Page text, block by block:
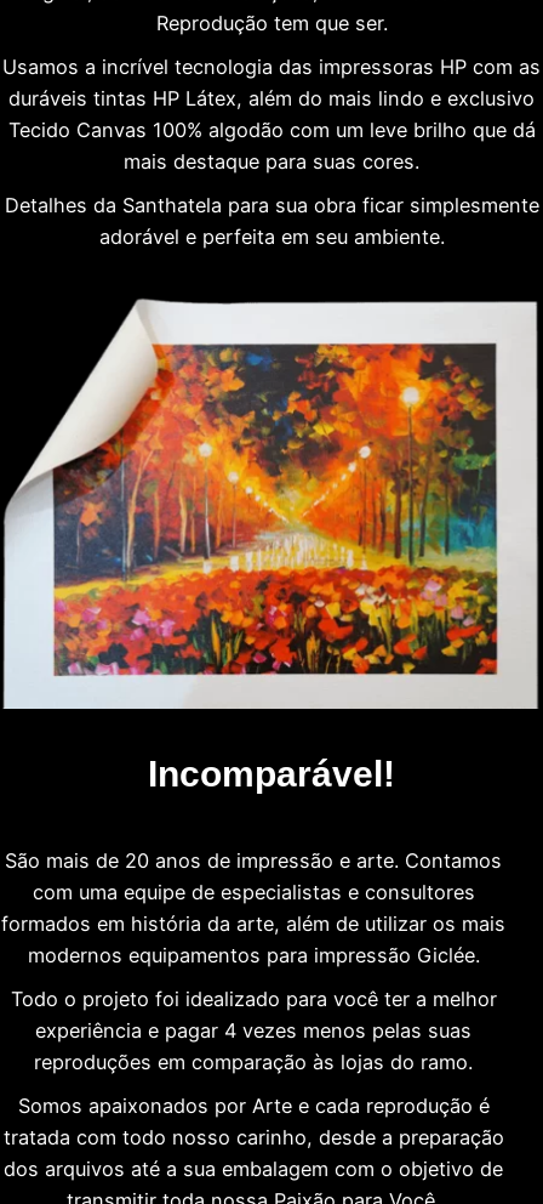
Reprodução tem que ser.
Usamos a incrível tecnologia das impressoras HP com as
duráveis tintas HP Látex, além do mais lindo e exclusivo
Tecido Canvas 100% algodão com um leve brilho que dá
mais destaque para suas cores.
Detalhes da Santhatela para sua obra ficar simplesmente
adorável e perfeita em seu ambiente.
Incomparável!
São mais de 20 anos de impressão e arte. Contamos
com uma equipe de especialistas e consultores
formados em história da arte, além de utilizar os mais
modernos equipamentos para impressão Giclée.
Todo o projeto foi idealizado para você ter a melhor
experiência e pagar 4 vezes menos pelas suas
reproduções em comparação às lojas do ramo.
Somos apaixonados por Arte e cada reprodução é
tratada com todo nosso carinho, desde a preparação
dos arquivos até a sua embalagem com o objetivo de